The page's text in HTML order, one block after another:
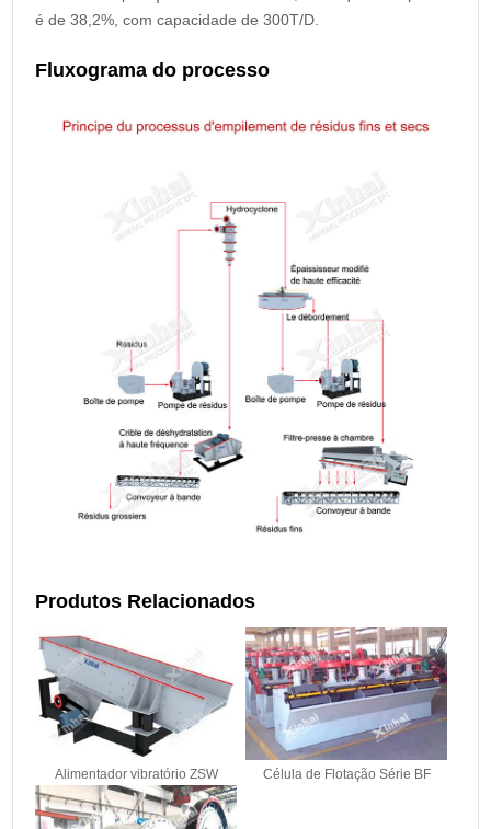
é de 38,2%, com capacidade de 300T/D.
Fluxograma do processo
Produtos Relacionados
Alimentador vibratório ZSW Célula de Flotação Série BF